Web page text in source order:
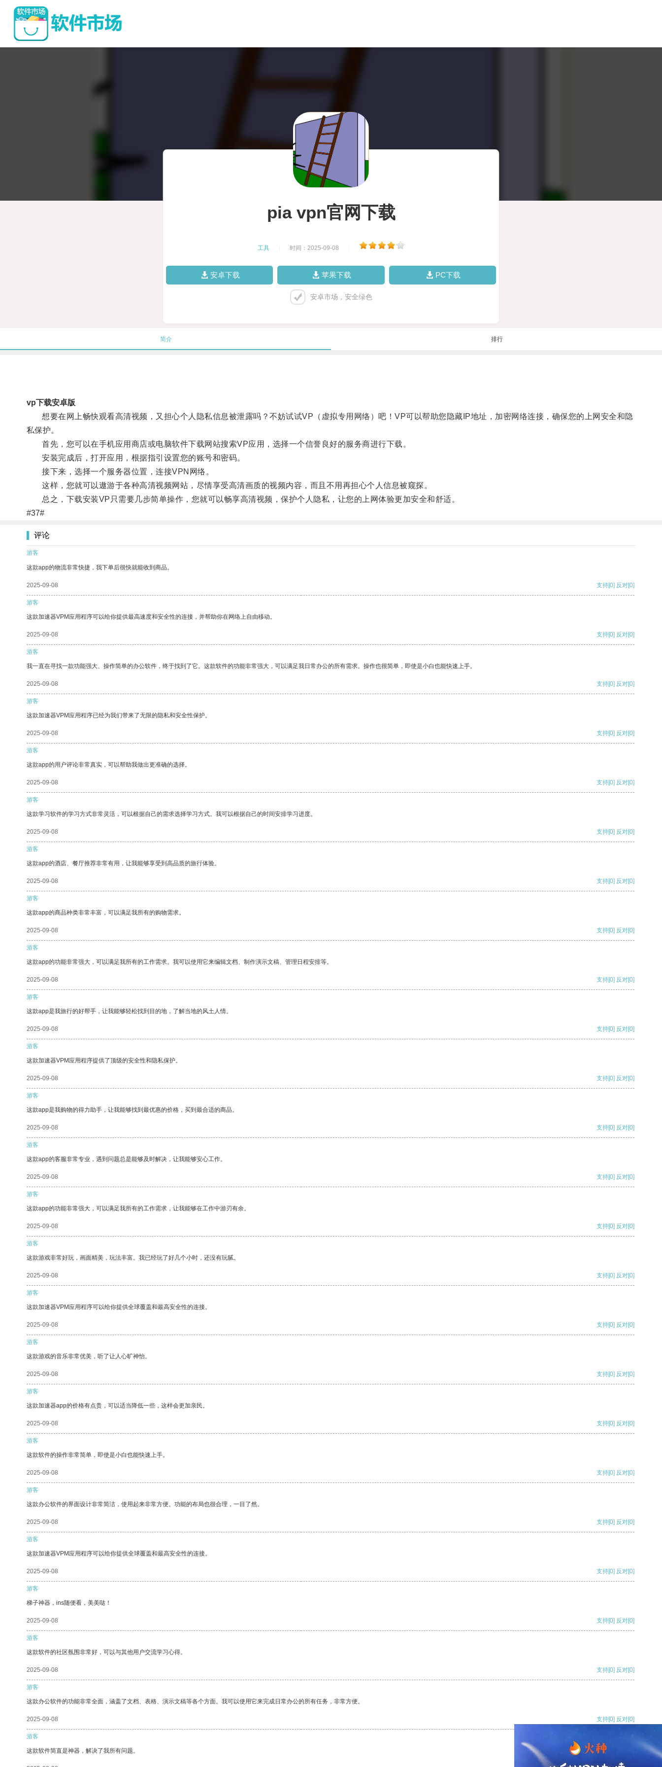
pia vpn官网下载
工具 时间：2025-09-08
安卓下载 苹果下载 PC下载
安卓市场，安全绿色
简介 排行
vp下载安卓版
想要在网上畅快观看高清视频，又担心个人隐私信息被泄露吗？不妨试试VP（虚拟专用网络）吧！VP可以帮助您隐藏IP地址，加密网络连接，确保您的上网安全和隐
私保护。
首先，您可以在手机应用商店或电脑软件下载网站搜索VP应用，选择一个信誉良好的服务商进行下载。
安装完成后，打开应用，根据指引设置您的账号和密码。
接下来，选择一个服务器位置，连接VPN网络。
这样，您就可以遨游于各种高清视频网站，尽情享受高清画质的视频内容，而且不用再担心个人信息被窥探。
总之，下载安装VP只需要几步简单操作，您就可以畅享高清视频，保护个人隐私，让您的上网体验更加安全和舒适。
#37#
评论
游客
这款app的物流非常快捷，我下单后很快就能收到商品。
2025-09-08 支持[0] 反对[0]
游客
这款加速器VPM应用程序可以给你提供最高速度和安全性的连接，并帮助你在网络上自由移动。
2025-09-08 支持[0] 反对[0]
游客
我一直在寻找一款功能强大、操作简单的办公软件，终于找到了它。这款软件的功能非常强大，可以满足我日常办公的所有需求。操作也很简单，即使是小白也能快速上手。
2025-09-08 支持[0] 反对[0]
游客
这款加速器VPM应用程序已经为我们带来了无限的隐私和安全性保护。
2025-09-08 支持[0] 反对[0]
游客
这款app的用户评论非常真实，可以帮助我做出更准确的选择。
2025-09-08 支持[0] 反对[0]
游客
这款学习软件的学习方式非常灵活，可以根据自己的需求选择学习方式。我可以根据自己的时间安排学习进度。
2025-09-08 支持[0] 反对[0]
游客
这款app的酒店、餐厅推荐非常有用，让我能够享受到高品质的旅行体验。
2025-09-08 支持[0] 反对[0]
游客
这款app的商品种类非常丰富，可以满足我所有的购物需求。
2025-09-08 支持[0] 反对[0]
游客
这款app的功能非常强大，可以满足我所有的工作需求。我可以使用它来编辑文档、制作演示文稿、管理日程安排等。
2025-09-08 支持[0] 反对[0]
游客
这款app是我旅行的好帮手，让我能够轻松找到目的地，了解当地的风土人情。
2025-09-08 支持[0] 反对[0]
游客
这款加速器VPM应用程序提供了顶级的安全性和隐私保护。
2025-09-08 支持[0] 反对[0]
游客
这款app是我购物的得力助手，让我能够找到最优惠的价格，买到最合适的商品。
2025-09-08 支持[0] 反对[0]
游客
这款app的客服非常专业，遇到问题总是能够及时解决，让我能够安心工作。
2025-09-08 支持[0] 反对[0]
游客
这款app的功能非常强大，可以满足我所有的工作需求，让我能够在工作中游刃有余。
2025-09-08 支持[0] 反对[0]
游客
这款游戏非常好玩，画面精美，玩法丰富。我已经玩了好几个小时，还没有玩腻。
2025-09-08 支持[0] 反对[0]
游客
这款加速器VPM应用程序可以给你提供全球覆盖和最高安全性的连接。
2025-09-08 支持[0] 反对[0]
游客
这款游戏的音乐非常优美，听了让人心旷神怡。
2025-09-08 支持[0] 反对[0]
游客
这款加速器app的价格有点贵，可以适当降低一些，这样会更加亲民。
2025-09-08 支持[0] 反对[0]
游客
这款软件的操作非常简单，即使是小白也能快速上手。
2025-09-08 支持[0] 反对[0]
游客
这款办公软件的界面设计非常简洁，使用起来非常方便。功能的布局也很合理，一目了然。
2025-09-08 支持[0] 反对[0]
游客
这款加速器VPM应用程序可以给你提供全球覆盖和最高安全性的连接。
2025-09-08 支持[0] 反对[0]
游客
梯子神器，ins随便看，美美哒！
2025-09-08 支持[0] 反对[0]
游客
这款软件的社区氛围非常好，可以与其他用户交流学习心得。
2025-09-08 支持[0] 反对[0]
游客
这款办公软件的功能非常全面，涵盖了文档、表格、演示文稿等各个方面。我可以使用它来完成日常办公的所有任务，非常方便。
2025-09-08 支持[0] 反对[0]
游客
这款软件简直是神器，解决了我所有问题。